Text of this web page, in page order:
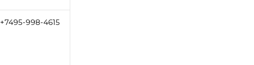
+7495-998-4615